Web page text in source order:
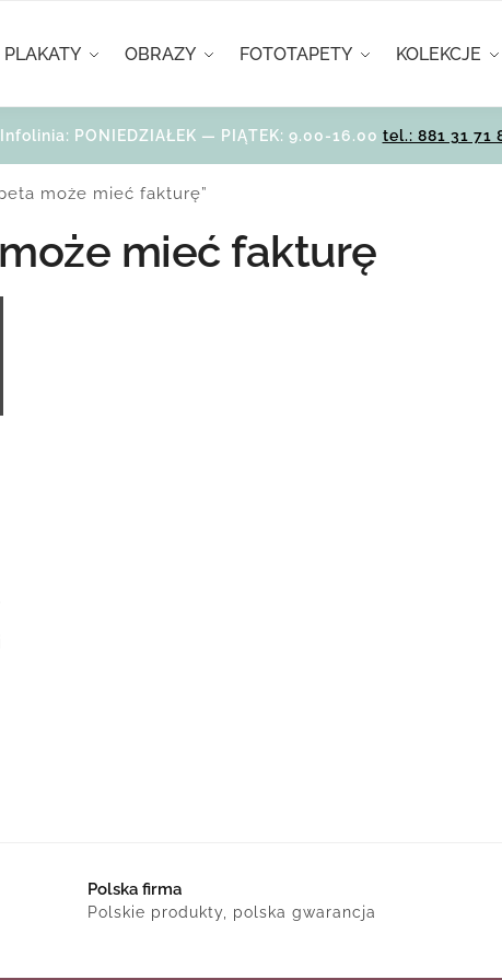
PLAKATY OBRAZY FOTOTAPETY KOLEKCJE
Infolinia: PONIEDZIAŁEK — PIĄTEK: 9.00-16.00 tel.: 881 31 71
może mieć fakturę”
mieć fakturę
Polska firma
Polskie produkty, polska gwarancja